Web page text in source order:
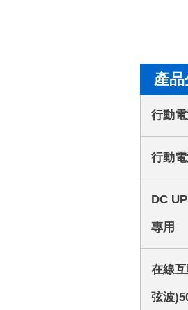
產
行動
行動
DC
專用
在線
弦波